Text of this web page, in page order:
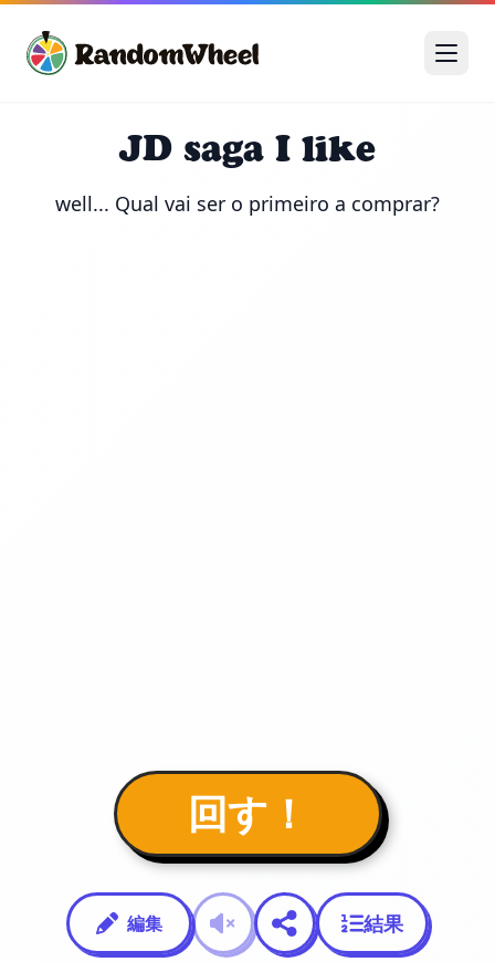
JD saga I like
well... Qual vai ser o primeiro a comprar?
回す！
編集 結果